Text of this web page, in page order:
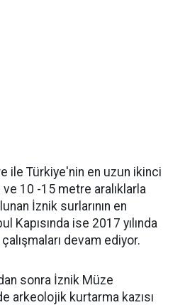
ile Türkiye'nin en uzun ikinci
ve 10 -15 metre aralıklarla
İznik surlarının en
Kapısında ise 2017 yılında
devam ediyor.
sonra İznik Müze
arkeolojik kurtarma kazısı